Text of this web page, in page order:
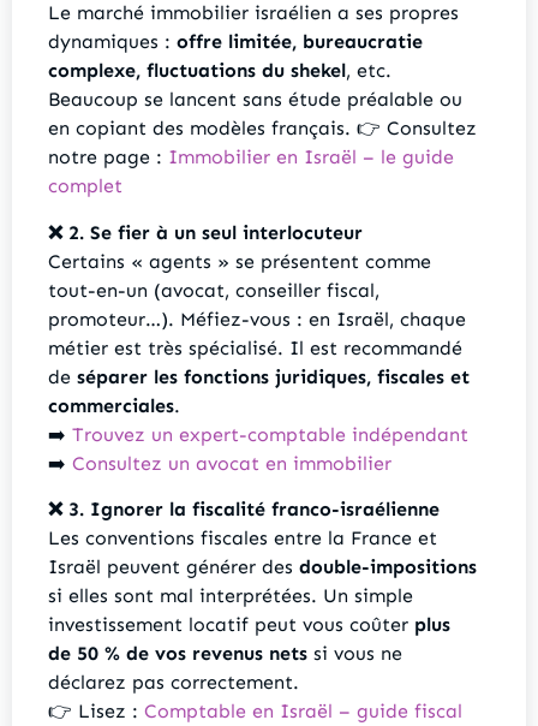
Le marché immobilier israélien a ses propres
dynamiques : offre limitée, bureaucratie
complexe, fluctuations du shekel, etc.
Beaucoup se lancent sans étude préalable ou
en copiant des modèles français. 👉 Consultez
notre page : Immobilier en Israël – le guide
complet
❌ 2. Se fier à un seul interlocuteur
Certains « agents » se présentent comme
tout-en-un (avocat, conseiller fiscal,
promoteur…). Méfiez-vous : en Israël, chaque
métier est très spécialisé. Il est recommandé
de séparer les fonctions juridiques, fiscales et
commerciales.
➡️ Trouvez un expert-comptable indépendant
➡️ Consultez un avocat en immobilier
❌ 3. Ignorer la fiscalité franco-israélienne
Les conventions fiscales entre la France et
Israël peuvent générer des double-impositions
si elles sont mal interprétées. Un simple
investissement locatif peut vous coûter plus
de 50 % de vos revenus nets si vous ne
déclarez pas correctement.
👉 Lisez : Comptable en Israël – guide fiscal